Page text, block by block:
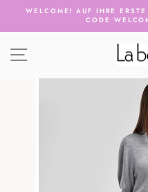
Inhalt
WELCOME! AUF IHRE
CODE
SEITENNAVIGATION